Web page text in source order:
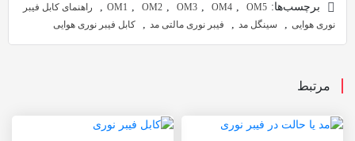
برچسب‌ها: OM1 , OM2 , OM3 , OM4 , OM5
, راهنمای کابل فیبر
نوری هوایی , سینگل مد , فیبر نوری مالتی مد , کابل فیبر نوری هوایی
مرتبط